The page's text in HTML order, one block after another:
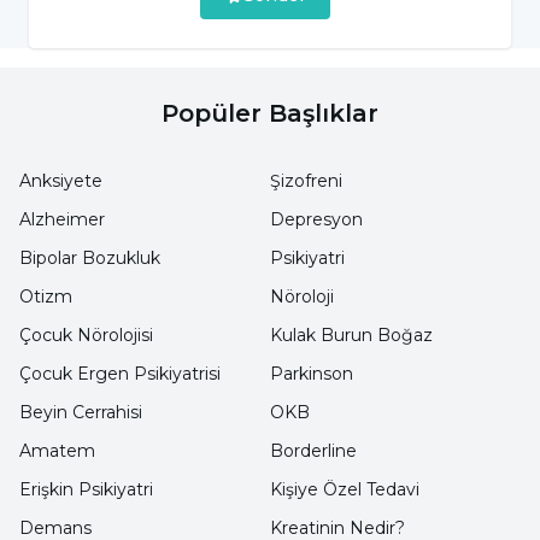
hipertansiyonun yol açtığı ciddi bir hastalık
yetmezliğine ve körlüğe kadar giden görme
bozukluklarına neden olabilir.”
olduğuna dikkat çeken Prof.Dr. Mehmet
Baltalı, özellikle obezitenin en önemli
nedenlerinden biriolduğunu geldiğini
Popüler Başlıklar
Anksiyete
Alzheimer
Bipolar Bozukluk
Otizm
Çocuk Nörolojisi
Şizofreni
Depresyon
Psikiyatri
Nöroloji
Kulak Burun Boğaz
Çocuk Ergen Psikiyatrisi
Beyin Cerrahisi
Amatem
Erişkin Psikiyatri
Demans
Parkinson
OKB
Borderline
Kişiye Özel Tedavi
Kreatinin Nedir?